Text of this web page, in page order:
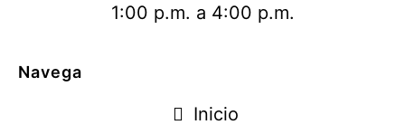
1:00 p.m. a 4:00 p.m.
Navega
Inicio